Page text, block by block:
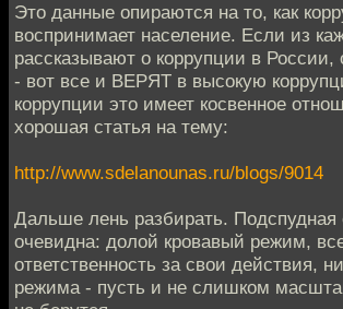
Это данные опираются на то, как
воспринимает население. Если из
рассказывают о коррупции в России,
- вот все и ВЕРЯТ в высокую
коррупции это имеет косвенное
хорошая статья на тему:
http://www.sdelanounas.ru/blogs/9014
Дальше лень разбирать. Подспудная
очевидна: долой кровавый режим,
ответственность за свои действия,
режима - пусть и не слишком